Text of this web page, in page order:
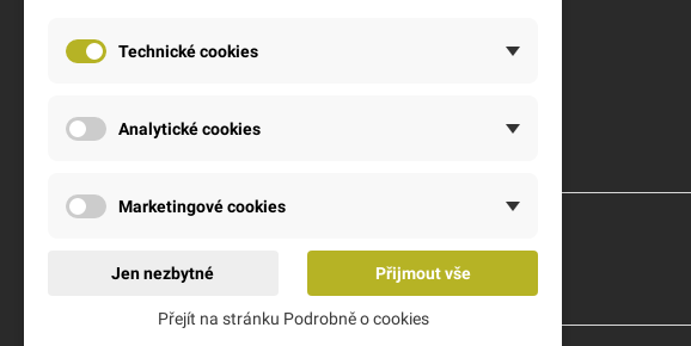
Nejlepší obchod s Bio Bachovkami od ověřeného
Nebojte se zeptat.
Technické cookies
Analytické cookies
Marketingové cookies
Jen nezbytné Přijmout vše
Přejít na stránku Podrobně o cookies